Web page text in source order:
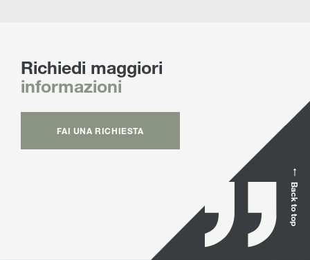
Richiedi maggiori
informazioni
FAI UNA RICHIESTA
Back to top